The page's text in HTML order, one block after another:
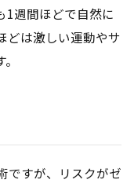
1週間ほどで自然に
どは激しい運動やサ
ですが、リスクがゼ